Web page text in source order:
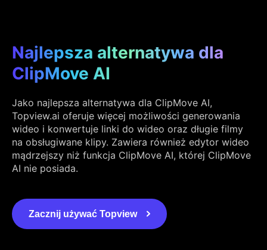
Najlepsza alternatywa dla
ClipMove AI
Jako najlepsza alternatywa dla ClipMove AI,
Topview.ai oferuje więcej możliwości generowania
wideo i konwertuje linki do wideo oraz długie filmy
na obsługiwane klipy. Zawiera również edytor wideo
mądrzejszy niż funkcja ClipMove AI, której ClipMove
AI nie posiada.
Zacznij używać Topview